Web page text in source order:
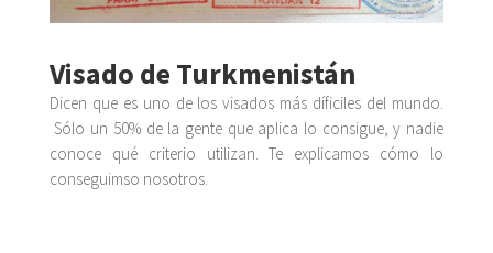
Visado de Turkmenistán
Dicen que es uno de los visados más díficiles del mundo.
Sólo un 50% de la gente que aplica lo consigue, y nadie
conoce qué criterio utilizan. Te explicamos cómo lo
conseguimso nosotros.